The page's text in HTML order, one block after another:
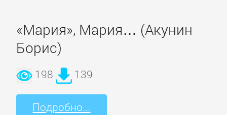
«Мария», Мария… (Акунин
Борис)
198 139
Подробно...
Техническая
литература
Физика
Философия